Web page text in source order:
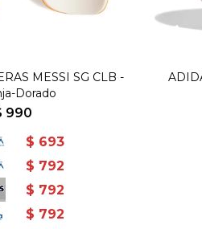
MESSI SG CLB -
Dorado
990
$ 693
$ 792
$ 792
$ 792